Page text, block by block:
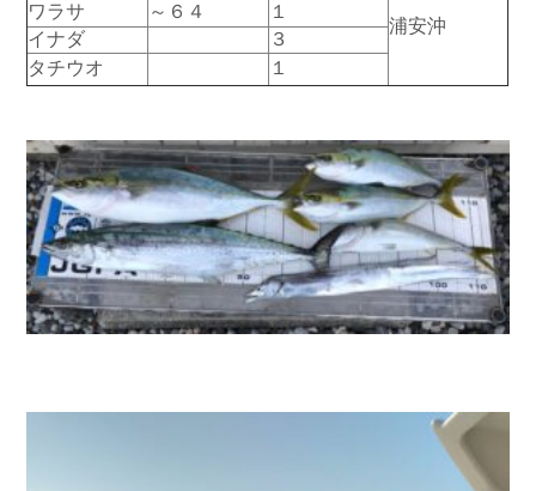
お問い合わせ
Contact us
会社概要
Company
浦安沖
ワラサ ～６４
１
イナダ
３
タチウオ
１